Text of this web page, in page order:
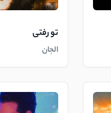
تو رفتی
الجان